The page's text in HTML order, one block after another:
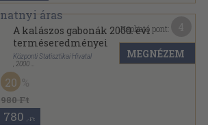
A kalászos gabonák 2000. évi
terméseredményei
Központi Statisztikai Hivatal
2000
Tűzött kötés
Időszaki tájékoztató - Mezőgazdaság sorozat
980 Ft
20
780 ,-Ft
Kapható pont:
MEGNÉZEM